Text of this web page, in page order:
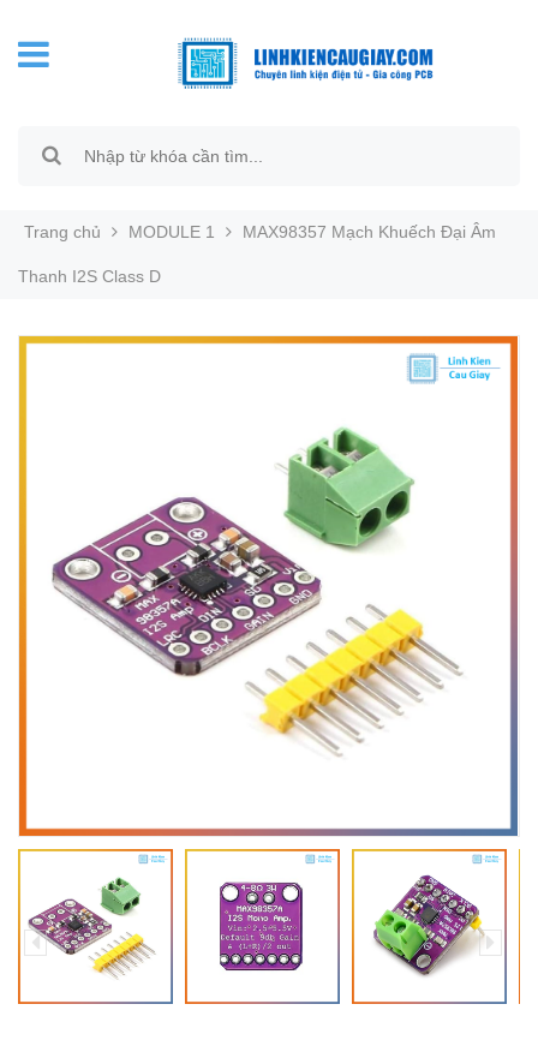
Trang chủ MODULE 1 MAX98357 Mạch Khuếch Đại Âm
Thanh I2S Class D